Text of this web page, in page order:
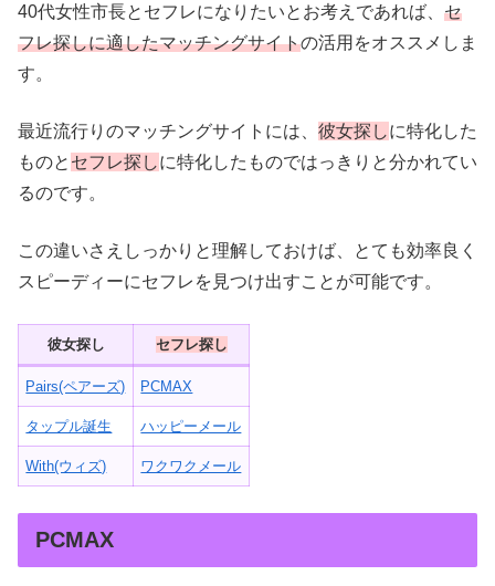
40代女性市長とセフレになりたいとお考えであれば、 セ
フレ探しに適したマッチングサイトの活用をオススメしま
す。
最近流行りのマッチングサイトには、 彼女探しに特化した
ものと セフレ探しに特化したものではっきりと分かれてい
るのです。
この違いさえしっかりと理解しておけば、とても効率良く
スピーディーにセフレを見つけ出すことが可能です。
彼女探し セフレ探し
Pairs(ペアーズ) PCMAX
タップル誕生 ハッピーメール
With(ウィズ) ワクワクメール
PCMAX